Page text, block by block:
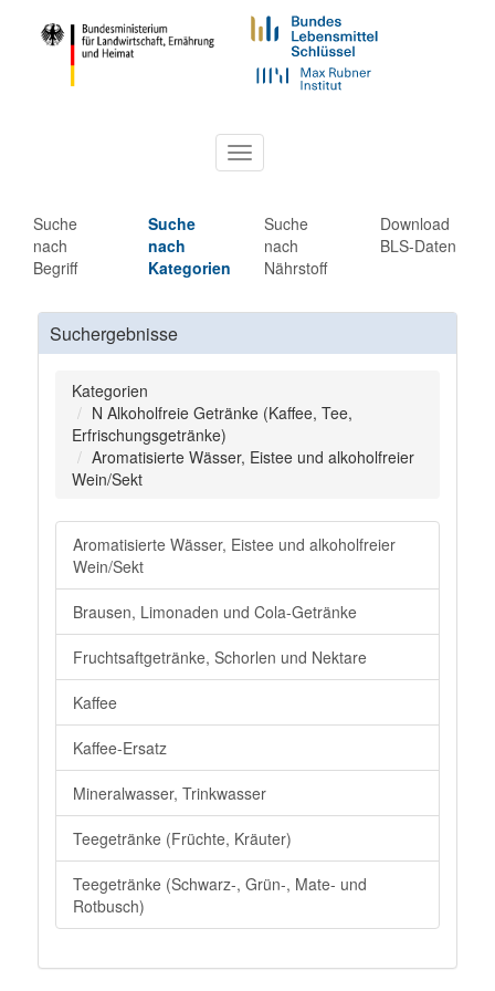
Toggle
navigation
Suche
nach
Begriff
Suche
nach
Kategorien
Suche
nach
Nährstoff
Download
BLS-Daten
Suchergebnisse
Kategorien
N Alkoholfreie Getränke (Kaffee, Tee,
Erfrischungsgetränke)
Aromatisierte Wässer, Eistee und alkoholfreier
Wein/Sekt
Aromatisierte Wässer, Eistee und alkoholfreier
Wein/Sekt
Brausen, Limonaden und Cola-Getränke
Fruchtsaftgetränke, Schorlen und Nektare
Kaffee
Kaffee-Ersatz
Mineralwasser, Trinkwasser
Teegetränke (Früchte, Kräuter)
Teegetränke (Schwarz-, Grün-, Mate- und
Rotbusch)